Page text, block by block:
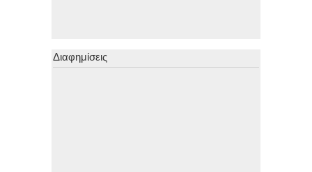
Διαφημίσεις